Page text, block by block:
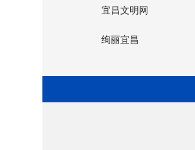
宜昌文明网
绚丽宜昌